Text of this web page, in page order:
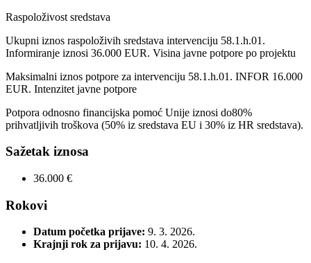
Raspoloživost sredstava
Ukupni iznos raspoloživih sredstava intervenciju 58.1.h.01.
Informiranje iznosi 36.000 EUR. Visina javne potpore po projektu
Maksimalni iznos potpore za intervenciju 58.1.h.01. INFOR 16.000
EUR. Intenzitet javne potpore
Potpora odnosno financijska pomoć Unije iznosi do80%
prihvatljivih troškova (50% iz sredstava EU i 30% iz HR sredstava).
Sažetak iznosa
36.000 €
Rokovi
Datum početka prijave: 9. 3. 2026.
Krajnji rok za prijavu: 10. 4. 2026.